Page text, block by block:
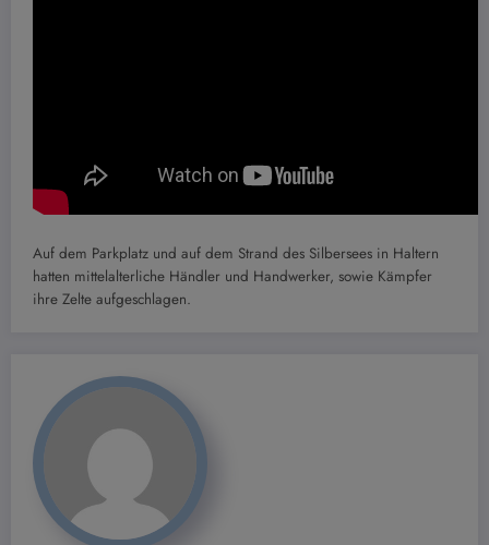
Auf dem Parkplatz und auf dem Strand des Silbersees in Haltern
hatten mittelalterliche Händler und Handwerker, sowie Kämpfer
ihre Zelte aufgeschlagen.